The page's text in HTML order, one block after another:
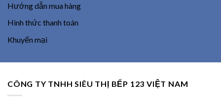
Hướng dẫn mua hàng
Hình thức thanh toán
Khuyến mại
CÔNG TY TNHH SIÊU THỊ BẾP 123 VIỆT NAM